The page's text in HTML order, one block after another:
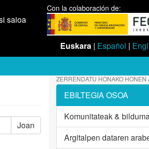
Con la colaboración de:
Euskara | Español |
saioa
Joan
ZERRENDATU HONAKO HONEN
EBILTEGIA OSOA
Komunitateak &
Argitalpen dataren